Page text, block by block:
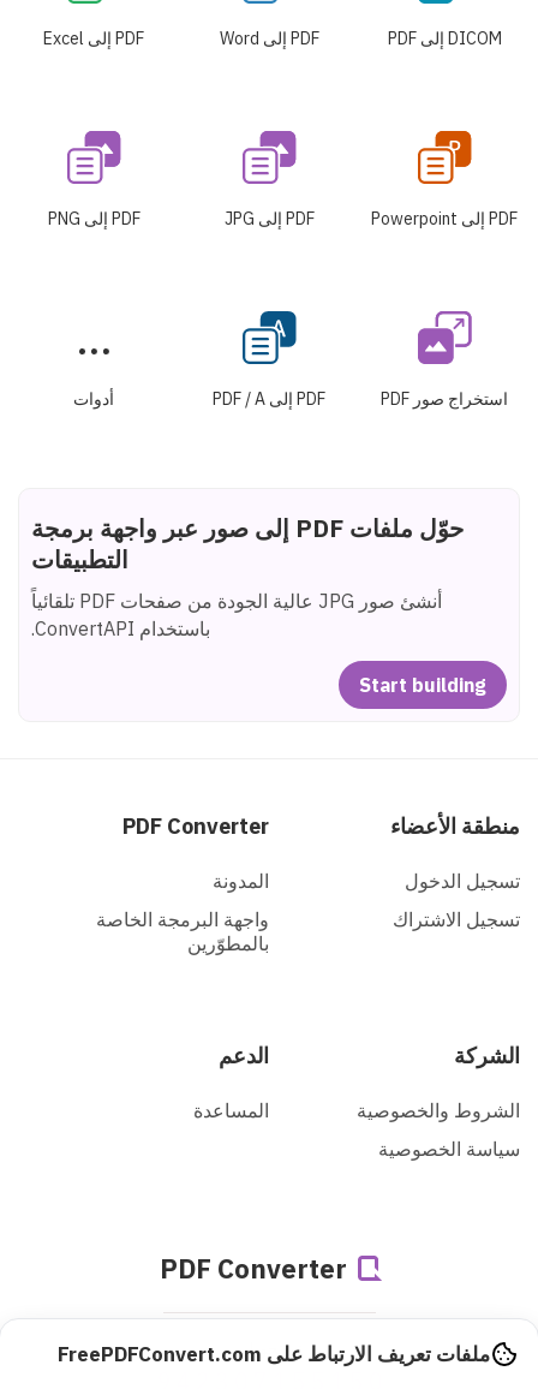
DICOM إلى PDF PDF إلى Word PDF إلى Excel
PDF إلى Powerpoint PDF إلى JPG PDF إلى PNG
استخراج صور PDF PDF إلى PDF / A أدوات
حوّل ملفات PDF إلى صور عبر واجهة برمجة
التطبيقات
أنشئ صور JPG عالية الجودة من صفحات PDF تلقائياً
باستخدام ConvertAPI.
Start building
منطقة الأعضاء
تسجيل الدخول
تسجيل الاشتراك
PDF Converter
المدونة
واجهة البرمجة الخاصة
بالمطوّرين
الشركة
الشروط والخصوصية
سياسة الخصوصية
الدعم
المساعدة
PDF Converter
تم تحويل
ملفات تعريف الارتباط على FreePDFConvert.com